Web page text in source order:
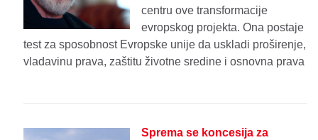
centru ove transformacije
evropskog projekta. Ona postaje
test za sposobnost Evropske unije da uskladi proširenje,
vladavinu prava, zaštitu životne sredine i osnovna prava
Sprema se koncesija za